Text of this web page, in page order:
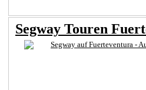
Segway Touren
Segway auf Fuerteventura -